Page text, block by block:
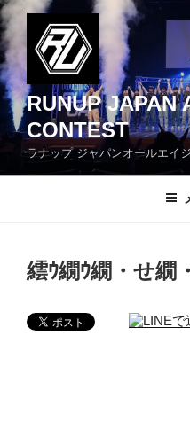
コ
ン
テ
ン
ツ
へ
ス
ッ
RUNUP JAPAN
CONTEST
ラナップ ジャパンオールエイ
繧ｳ繝ｳ繝・せ繝